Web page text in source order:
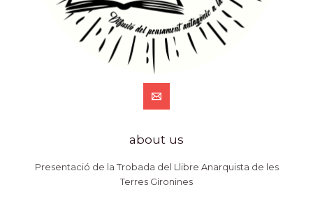
about us
Presentació de la Trobada del Llibre Anarquista de les
Terres Gironines